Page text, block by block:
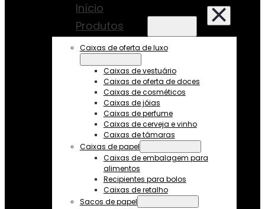
Início
Produtos
Caixas de oferta de luxo
Caixas de vestuário
Caixas de oferta de doces
Caixas de cosméticos
Caixas de jóias
Caixas de perfume
Caixas de cerveja e vinho
Caixas de tâmaras
Caixas de papel
Caixas de embalagem para
alimentos
Recipientes para bolos
Caixas de retalho
Sacos de papel